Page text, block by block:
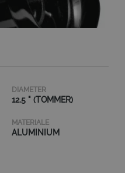
DIAMETER
12.5 " (TOMMER)
MATERIALE
ALUMINIUM